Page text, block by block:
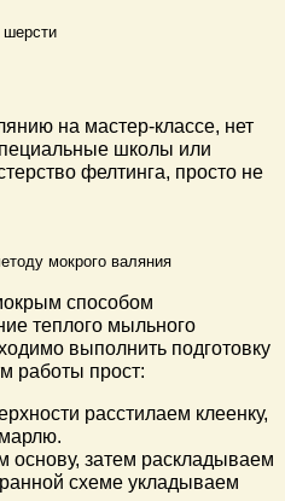
на мастер-классе, нет
школы или
фелтинга, просто не
мокрого валяния
способом
теплого мыльного
выполнить подготовку
работы прост:
расстилаем клеенку,
основу, затем раскладываем
схеме укладываем